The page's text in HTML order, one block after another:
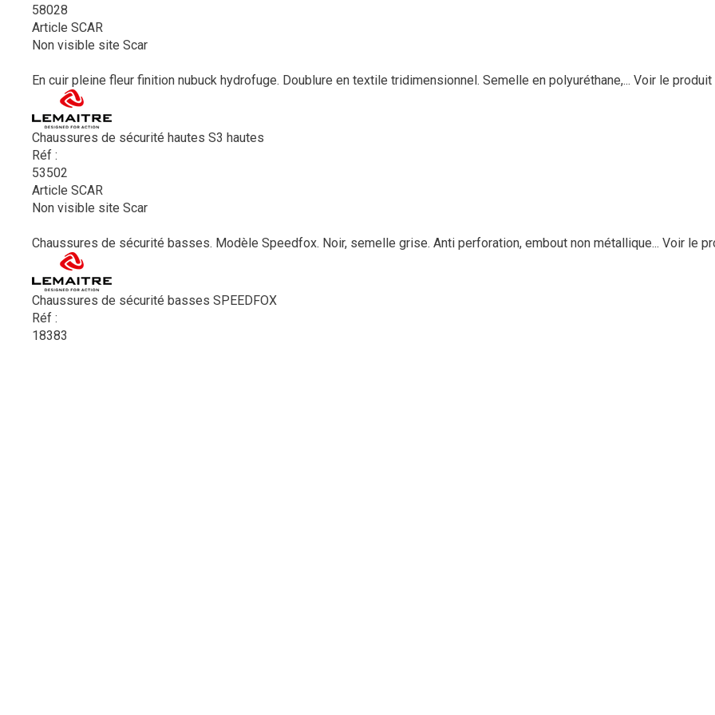
58028
Article SCAR
Non visible site Scar
En cuir pleine fleur finition nubuck hydrofuge. Doublure en textile tridimensionnel. Semelle en polyuréthane,... Voir le produit
Chaussures de sécurité hautes S3 hautes
Réf :
53502
Article SCAR
Non visible site Scar
Chaussures de sécurité basses. Modèle Speedfox. Noir, semelle grise. Anti perforation, embout non métallique... Voir le
Chaussures de sécurité basses SPEEDFOX
Réf :
18383